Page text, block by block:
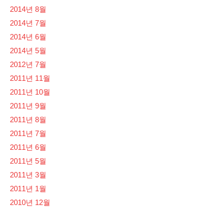
2014년 8월
2014년 7월
2014년 6월
2014년 5월
2012년 7월
2011년 11월
2011년 10월
2011년 9월
2011년 8월
2011년 7월
2011년 6월
2011년 5월
2011년 3월
2011년 1월
2010년 12월